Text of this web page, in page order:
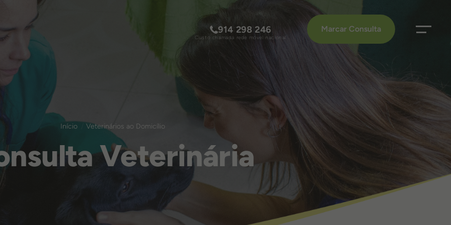
914 298 246
Custo chamada rede móvel nacional
Marcar Consulta
Início Veterinários ao Domicílio
Veterinária